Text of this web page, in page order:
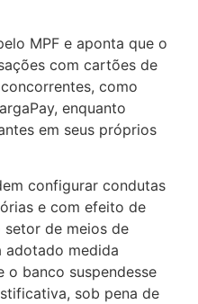
MPF e aponta que o
com cartões de
como
enquanto
em seus próprios
configurar condutas
e com efeito de
de meios de
adotado medida
o banco suspendesse
sob pena de